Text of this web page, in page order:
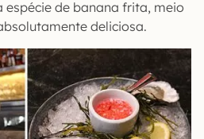
de banana frita, meio
deliciosa.